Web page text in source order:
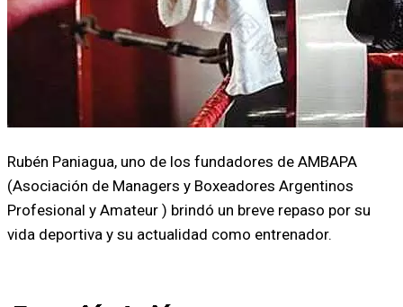
Rubén Paniagua, uno de los fundadores de AMBAPA
(Asociación de Managers y Boxeadores Argentinos
Profesional y Amateur ) brindó un breve repaso por su
vida deportiva y su actualidad como entrenador.